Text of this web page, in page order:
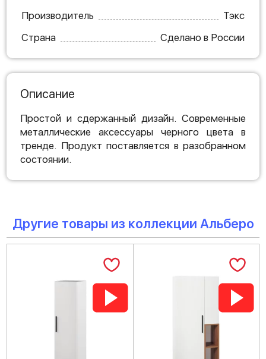
Производитель
Тэкс
Страна
Сделано в России
Описание
Простой и сдержанный дизайн. Современные
металлические аксессуары черного цвета в
тренде. Продукт поставляется в разобранном
состоянии.
Другие товары из коллекции Альберо